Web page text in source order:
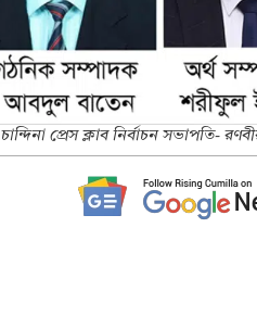
চান্দিনা প্রেস ক্লাব নির্বাচন সভাপতি-